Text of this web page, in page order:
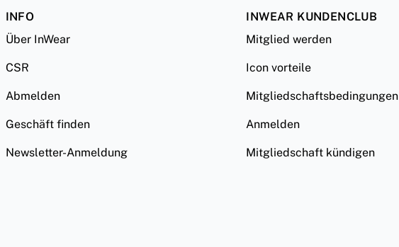
INFO
Über InWear
CSR
Abmelden
Geschäft finden
Newsletter-Anmeldung
INWEAR KUNDENCLUB
Mitglied werden
Icon vorteile
Mitgliedschaftsbedingungen
Anmelden
Mitgliedschaft kündigen